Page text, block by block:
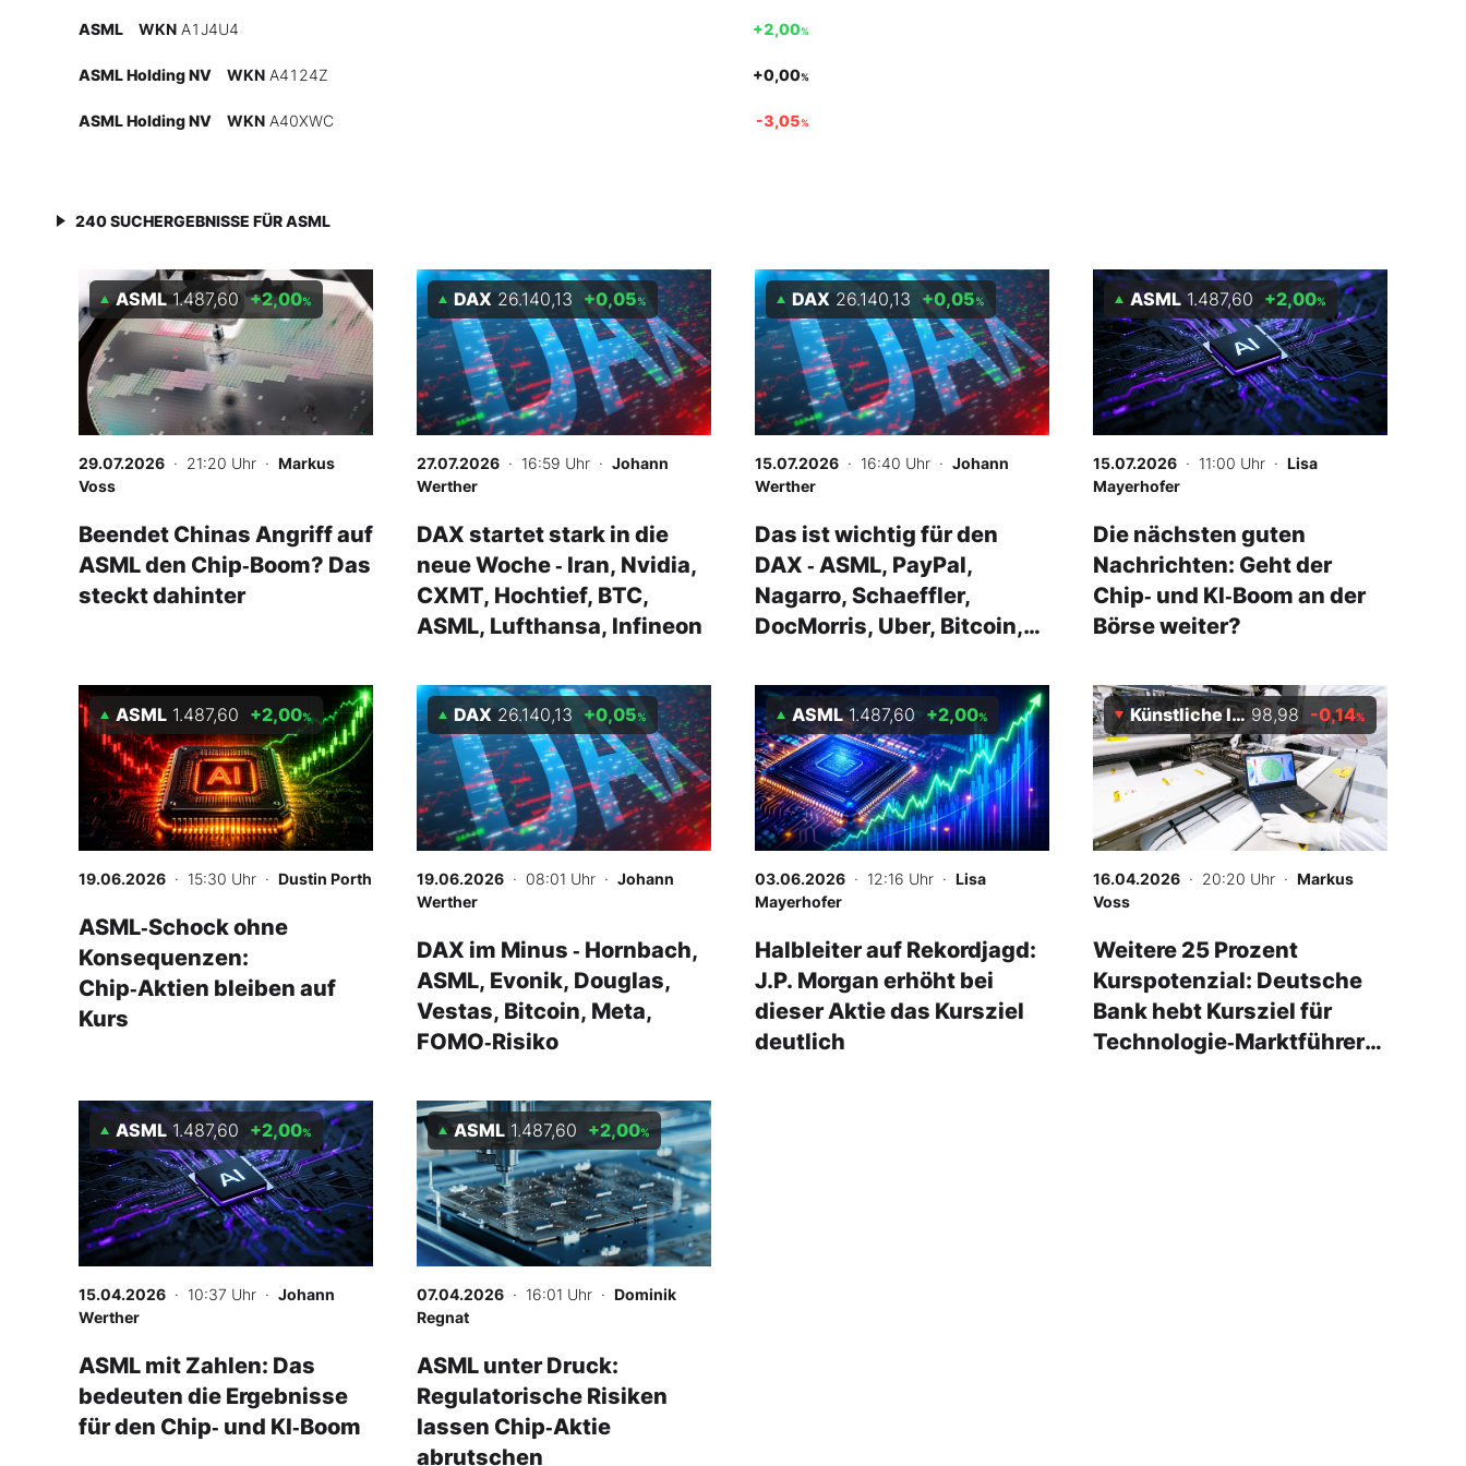
Experten
Mein B:O
Kontakt
ASML WKN A1J4U4 +2,00%
ASML Holding NV WKN A4124Z +0,00%
ASML Holding NV WKN A40XWC -3,05%
240SUCHERGEBNISSE FÜRASML
ASML 1.487,60 +2,00%
29.07.2026 · 21:20 Uhr · Markus
Voss
Beendet Chinas Angriff auf
ASML den Chip‑Boom? Das
steckt dahinter
DAX 26.140,13 +0,05%
27.07.2026 · 16:59 Uhr · Johann
Werther
DAX startet stark in die
neue Woche ‑ Iran, Nvidia,
CXMT, Hochtief, BTC,
ASML, Lufthansa, Infineon
DAX 26.140,13 +0,05%
15.07.2026 · 16:40 Uhr · Johann
Werther
Das ist wichtig für den
DAX ‑ ASML, PayPal,
Nagarro, Schaeffler,
DocMorris, Uber, Bitcoin,
ASML 1.487,60 +2,00%
15.07.2026 · 11:00 Uhr · Lisa
Mayerhofer
Die nächsten guten
Nachrichten: Geht der
Chip‑ und KI‑Boom an der
Börse weiter?
ASML 1.487,60 +2,00%
19.06.2026 · 15:30 Uhr · Dustin Porth
ASML‑Schock ohne
Konsequenzen:
Chip‑Aktien bleiben auf
Kurs
DAX 26.140,13 +0,05%
19.06.2026 · 08:01 Uhr · Johann
Werther
DAX im Minus ‑ Hornbach,
ASML, Evonik, Douglas,
Vestas, Bitcoin, Meta,
FOMO‑Risiko
ASML 1.487,60 +2,00%
03.06.2026 · 12:16 Uhr · Lisa
Mayerhofer
Halbleiter auf Rekordjagd:
J.P. Morgan erhöht bei
dieser Aktie das Kursziel
deutlich
Künstliche Intelligenz Index 98,98 -0,14%
16.04.2026 · 20:20 Uhr · Markus
Voss
Weitere 25 Prozent
Kurspotenzial: Deutsche
Bank hebt Kursziel für
Technologie‑Marktführer
ASML 1.487,60 +2,00%
15.04.2026 · 10:37 Uhr · Johann
Werther
ASML mit Zahlen: Das
bedeuten die Ergebnisse
für den Chip‑ und KI‑Boom
ASML 1.487,60 +2,00%
07.04.2026 · 16:01 Uhr · Dominik
Regnat
ASML unter Druck:
Regulatorische Risiken
lassen Chip‑Aktie
abrutschen